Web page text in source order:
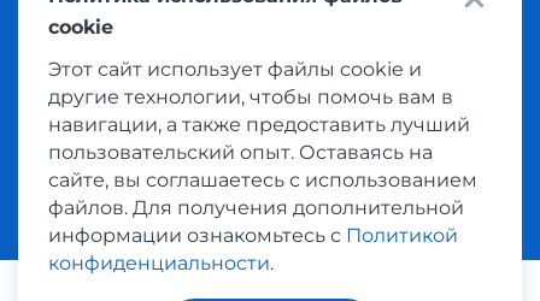
магазинов мира в Узбекистан. Все права защищены
Политика конфиденциальности
Условия использования сервисом выкупа товаров
cookie
Этот сайт использует файлы cookie и
другие технологии, чтобы помочь вам в
навигации, а также предоставить лучший
пользовательский опыт. Оставаясь на
сайте, вы соглашаетесь с использованием
файлов. Для получения дополнительной
информации ознакомьтесь с Политикой
конфиденциальности.